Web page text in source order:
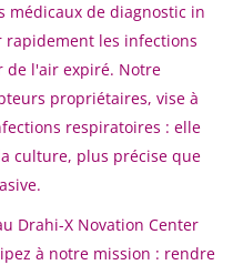
médicaux de diagnostic in
rapidement les infections
de l'air expiré. Notre
propriétaires, vise à
respiratoires : elle
culture, plus précise que
Drahi-X Novation Center
à notre mission : rendre